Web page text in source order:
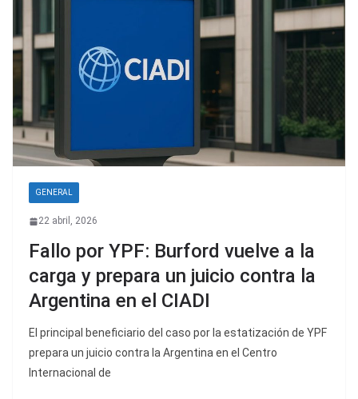
GENERAL
22 abril, 2026
Fallo por YPF: Burford vuelve a la
carga y prepara un juicio contra la
Argentina en el CIADI
El principal beneficiario del caso por la estatización de YPF
prepara un juicio contra la Argentina en el Centro
Internacional de